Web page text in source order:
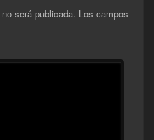
será publicada. Los campos